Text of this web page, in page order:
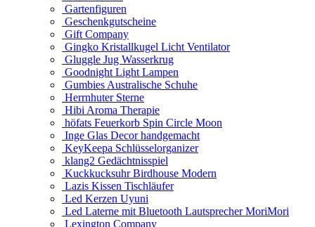
Gartenfiguren
Geschenkgutscheine
Gift Company
Gingko Kristallkugel Licht Ventilator
Gluggle Jug Wasserkrug
Goodnight Light Lampen
Gumbies Australische Schuhe
Herrnhuter Sterne
Hibi Aroma Therapie
höfats Feuerkorb Spin Circle Moon
Inge Glas Decor handgemacht
KeyKeepa Schlüsselorganizer
klang2 Gedächtnisspiel
Kuckkucksuhr Birdhouse Modern
Lazis Kissen Tischläufer
Led Kerzen Uyuni
Led Laterne mit Bluetooth Lautsprecher MoriMori
Lexington Company